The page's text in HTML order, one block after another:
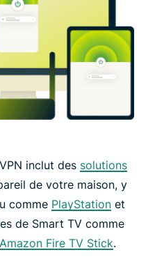
inclut des solutions
de votre maison, y
comme PlayStation et
de Smart TV comme
Amazon Fire TV Stick.